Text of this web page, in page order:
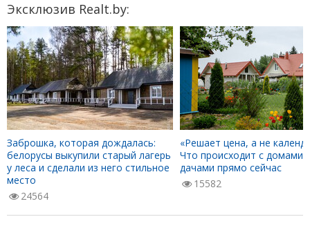
Эксклюзив Realt.by:
Заброшка, которая дождалась:
белорусы выкупили старый лагерь
у леса и сделали из него стильное
место
24564
«Решает цена, а не
Что происходит с домами
дачами прямо сейчас
15582